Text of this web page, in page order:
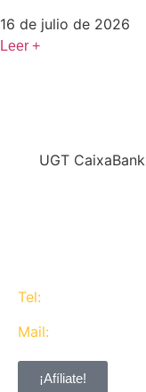
16 de julio de 2026
Leer +
UGT CaixaBank
Tel:
Mail:
¡Afíliate!